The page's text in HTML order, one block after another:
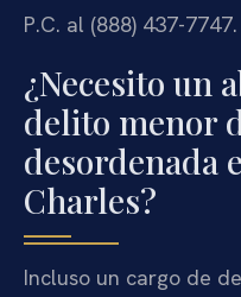
P.C. al (888) 437-7747.
¿Necesito un
delito menor
desordenada
Charles?
Incluso un cargo de